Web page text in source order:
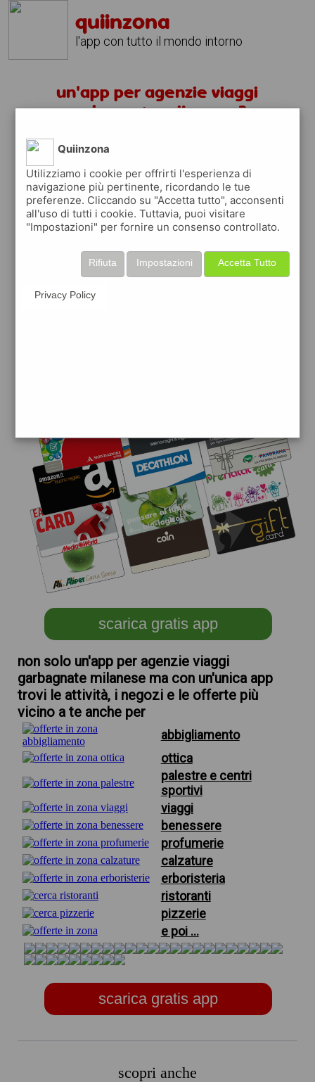
quiinzona
l'app con tutto il mondo intorno
un'app per agenzie viaggi
garbagnate milanese ?
scarica gratis app
quiinzona è una app
gratuita
che ti aiuta se cerchi 'un'app per agenzie
premia ogni volta che la usi
raccogli punti da convertire inbuoni sconto
scarica gratis app
non solo un'app per agenzie viaggi
garbagnate milanese ma con un'unica app
trovi le attività, i negozi e le offerte più
vicino a te anche per
abbigliamento
ottica
palestre e centri
sportivi
viaggi
benessere
profumerie
calzature
erboristeria
ristoranti
pizzerie
e poi ...
scarica gratis app
scopri anche
Quiinzona
Utilizziamo i cookie per offrirti l'esperienza di
navigazione più pertinente, ricordando le tue
preferenze. Cliccando su "Accetta tutto", acconsenti
all'uso di tutti i cookie. Tuttavia, puoi visitare
"Impostazioni" per fornire un consenso controllato.
Accetta Tutto
Impostazioni
Rifiuta
Privacy Policy